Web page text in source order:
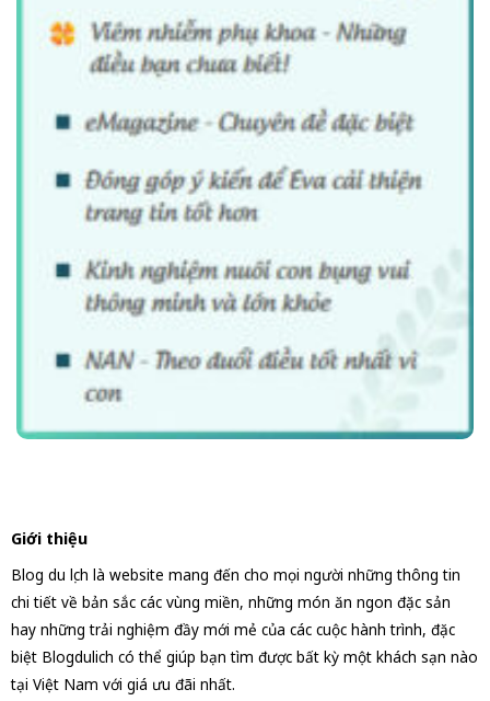
Giới thiệu
Blog du lịch là website mang đến cho mọi người những thông tin
chi tiết về bản sắc các vùng miền, những món ăn ngon đặc sản
hay những trải nghiệm đầy mới mẻ của các cuộc hành trình, đặc
biệt Blogdulich có thể giúp bạn tìm được bất kỳ một khách sạn nào
tại Việt Nam với giá ưu đãi nhất.